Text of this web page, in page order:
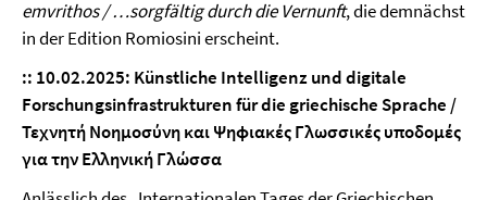
emvrithos / …sorgfältig durch die Vernunft, die demnächst
in der Edition Romiosini erscheint.
:: 10.02.2025: Künstliche Intelligenz und digitale
Forschungsinfrastrukturen für die griechische Sprache /
Τεχνητή Νοημοσύνη και Ψηφιακές Γλωσσικές υποδομές
για την Ελληνική Γλώσσα